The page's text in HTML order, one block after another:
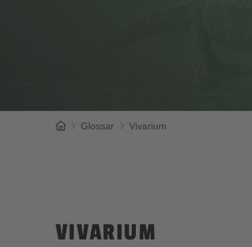
HomeGlossar Vivarium
VIVARIUM